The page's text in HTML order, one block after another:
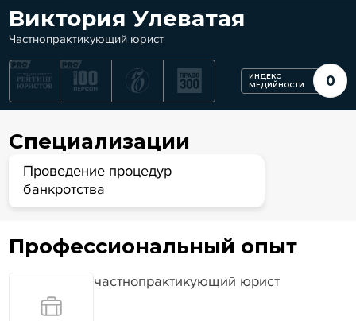
Виктория Улеватая
Частнопрактикующий юрист
ИНДЕКС
МЕДИЙНОСТИ
0
Специализации
Проведение процедур
банкротства
Профессиональный опыт
частнопрактикующий юрист